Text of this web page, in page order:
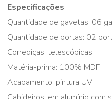
Especificações
Quantidade de gavetas: 06
Quantidade de portas: 02
Corrediças: telescópicas
Matéria-prima: 100% MDF
Acabamento: pintura UV